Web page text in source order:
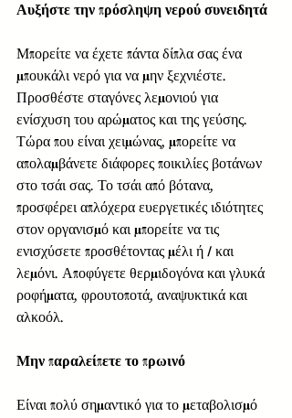
Αυξήστε την πρόσληψη νερού συνειδητά
Μπορείτε να έχετε πάντα δίπλα σας ένα
μπουκάλι νερό για να μην ξεχνιέστε.
Προσθέστε σταγόνες λεμονιού για
ενίσχυση του αρώματος και της γεύσης.
Τώρα που είναι χειμώνας, μπορείτε να
απολαμβάνετε διάφορες ποικιλίες βοτάνων
στο τσάι σας. Το τσάι από βότανα,
προσφέρει απλόχερα ευεργετικές ιδιότητες
στον οργανισμό και μπορείτε να τις
ενισχύσετε προσθέτοντας μέλι ή / και
λεμόνι. Αποφύγετε θερμιδογόνα και γλυκά
ροφήματα, φρουτοποτά, αναψυκτικά και
αλκοόλ.
Μην παραλείπετε το πρωινό
Είναι πολύ σημαντικό για το μεταβολισμό